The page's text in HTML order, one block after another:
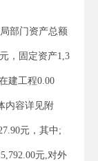
部门资产总额
，固定资产1,3
建工程0.00
内容详见附
元，其中;
元,对外